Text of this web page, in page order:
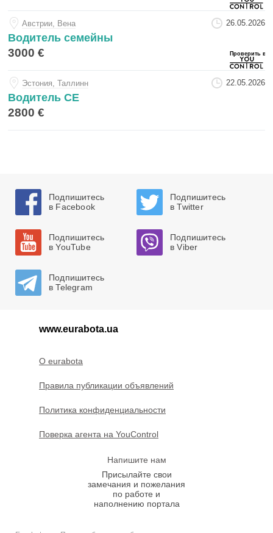
Австрии, Вена 26.05.2026
Водитель семейны
3000 €
Эстония, Таллинн 22.05.2026
Водитель СЕ
2800 €
Подпишитесь
в Facebook
Подпишитесь
в Twitter
Подпишитесь
в YouTube
Подпишитесь
в Viber
Подпишитесь
в Telegram
www.eurabota.ua
O eurabota
Правила публикации объявлений
Политика конфиденциальности
Поверка агента на YouControl
Напишите нам
Присылайте свои
замечания и пожелания
по работе и
наполнению портала